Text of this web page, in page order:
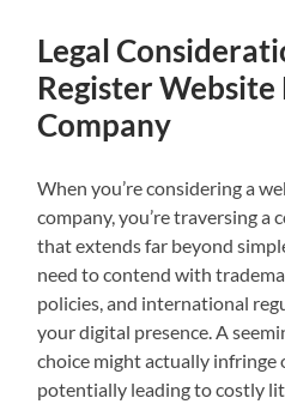
Legal
Register
Company
When you’re considering a
company, you’re traversing a
that extends far beyond
need to contend with
policies, and international
your digital presence. A
choice might actually infringe
potentially leading to costly